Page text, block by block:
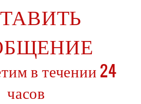
в течении 24
часов